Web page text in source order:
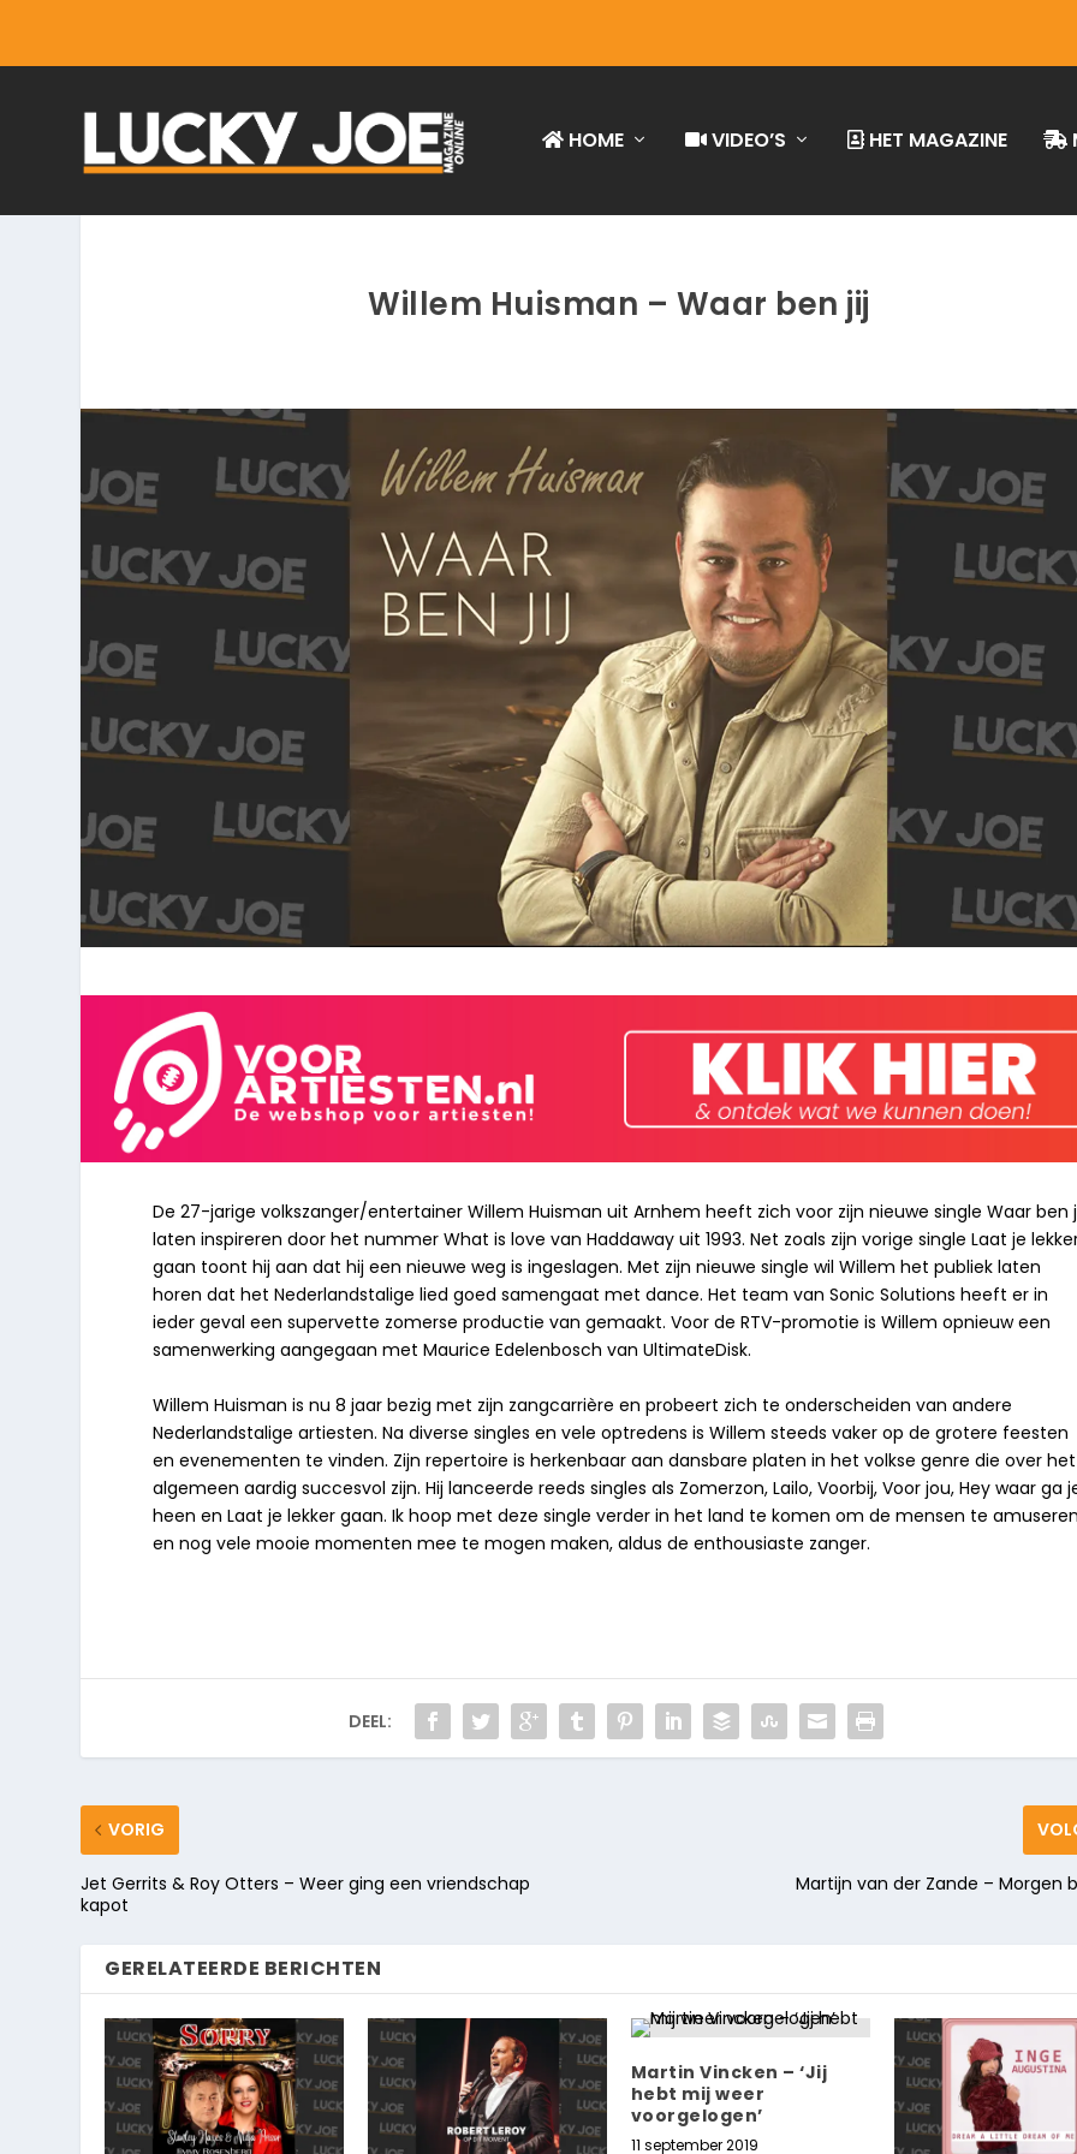
HOME VIDEO’S HET MAGAZINE
Willem Huisman – Waar ben jij
De 27-jarige volkszanger/entertainer Willem Huisman uit Arnhem heeft zich voor zijn nieuwe single Waar ben
laten inspireren door het nummer What is love van Haddaway uit 1993. Net zoals zijn vorige single Laat je
gaan toont hij aan dat hij een nieuwe weg is ingeslagen. Met zijn nieuwe single wil Willem het publiek laten
horen dat het Nederlandstalige lied goed samengaat met dance. Het team van Sonic Solutions heeft er in
ieder geval een supervette zomerse productie van gemaakt. Voor de RTV-promotie is Willem opnieuw een
samenwerking aangegaan met Maurice Edelenbosch van UltimateDisk.
Willem Huisman is nu 8 jaar bezig met zijn zangcarrière en probeert zich te onderscheiden van andere
Nederlandstalige artiesten. Na diverse singles en vele optredens is Willem steeds vaker op de grotere feesten
en evenementen te vinden. Zijn repertoire is herkenbaar aan dansbare platen in het volkse genre die over het
algemeen aardig succesvol zijn. Hij lanceerde reeds singles als Zomerzon, Lailo, Voorbij, Voor jou, Hey waar ga
heen en Laat je lekker gaan. Ik hoop met deze single verder in het land te komen om de mensen te amuseren
en nog vele mooie momenten mee te mogen maken, aldus de enthousiaste zanger.
DEEL:
VORIG
Jet Gerrits & Roy Otters – Weer ging een vriendschap
kapot
Martijn van der Zande – Morgen
GERELATEERDE BERICHTEN
Martin Vincken – ‘Jij
hebt mij weer
voorgelogen’
11 september 2019